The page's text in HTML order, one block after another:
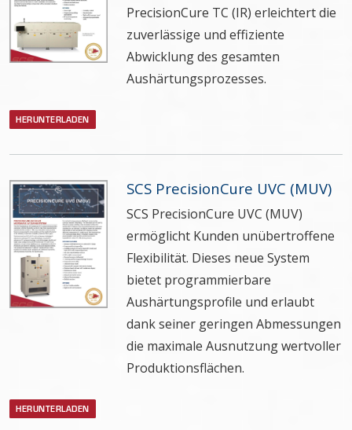
PrecisionCure TC (IR) erleichtert die
zuverlässige und effiziente
Abwicklung des gesamten
Aushärtungsprozesses.
HERUNTERLADEN
SCS PrecisionCure UVC (MUV)
SCS PrecisionCure UVC (MUV)
ermöglicht Kunden unübertroffene
Flexibilität. Dieses neue System
bietet programmierbare
Aushärtungsprofile und erlaubt
dank seiner geringen Abmessungen
die maximale Ausnutzung wertvoller
Produktionsflächen.
HERUNTERLADEN